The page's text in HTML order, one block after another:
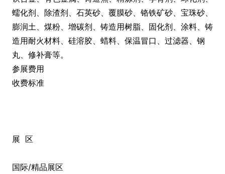
蠕化剂、除渣剂、石英砂、覆膜砂、铬铁矿砂、宝珠砂、
膨润土、煤粉、增碳剂、铸造用树脂、固化剂、涂料、铸
造用耐火材料、硅溶胶、蜡料、保温冒口、过滤器、钢
丸、修补膏等。
参展费用
收费标准
展 区
国际/精品展区